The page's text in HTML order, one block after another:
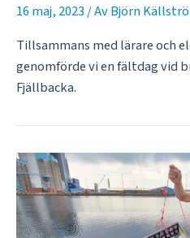
16 maj, 2023/ AvBjörn
Tillsammans med lärare och
genomförde vi en fältdag vid
Fjällbacka.